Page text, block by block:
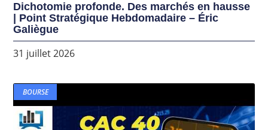
Dichotomie profonde. Des marchés en hausse
| Point Stratégique Hebdomadaire – Éric
Galiègue
31 juillet 2026
BOURSE